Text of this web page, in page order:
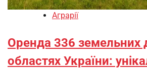
Аграрії
Оренда 336 земельних
областях України: